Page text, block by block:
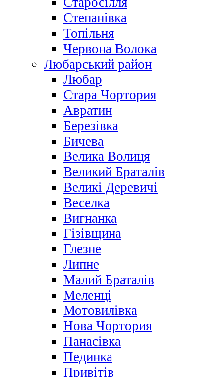
Степанівка
Топільня
Червона Волока
Любарський район
Любар
Стара Чортория
Авратин
Березівка
Бичева
Велика Волиця
Великий Браталів
Великі Деревичі
Веселка
Вигнанка
Гізівщина
Глезне
Липне
Малий Браталів
Меленці
Мотовилівка
Нова Чортория
Панасівка
Пединка
Привітів